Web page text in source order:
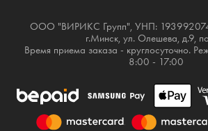
ООО "ВИРИКС Групп", УНП:
г.Минск, ул. Олешева, д.9,
Время приема заказа - круглосуточно.
8:00 - 17:00